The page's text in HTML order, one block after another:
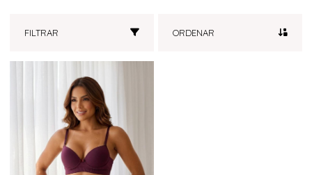
FILTRAR ORDENAR